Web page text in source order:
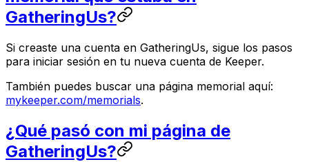
GatheringUs?
Si creaste una cuenta en GatheringUs, sigue los pasos
para iniciar sesión en tu nueva cuenta de Keeper.
También puedes buscar una página memorial aquí:
mykeeper.com/memorials.
¿Qué pasó con mi página de
GatheringUs?